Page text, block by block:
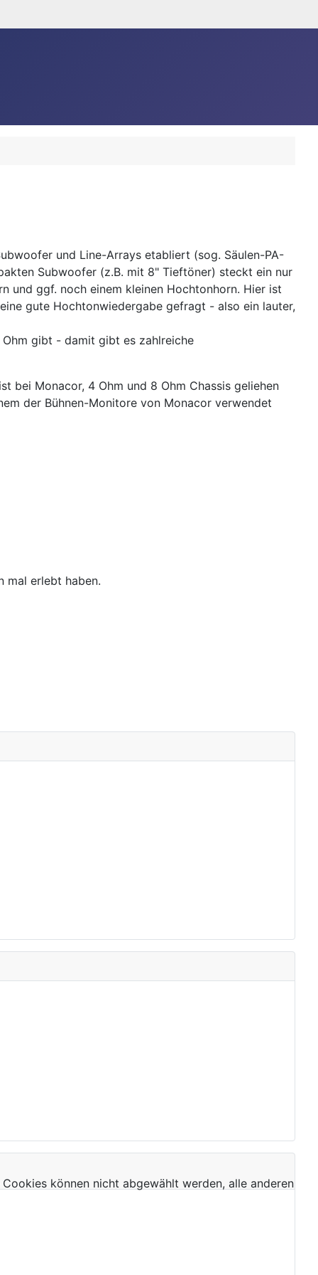
und Line-Arrays etabliert (sog. Säulen-PA-
Subwoofer (z.B. mit 8" Tieftöner) steckt ein nur
und ggf. noch einem kleinen Hochtonhorn. Hier ist
gute Hochtonwiedergabe gefragt - also ein lauter,
Ohm gibt - damit gibt es zahlreiche
bei Monacor, 4 Ohm und 8 Ohm Chassis geliehen
der Bühnen-Monitore von Monacor verwendet
mal erlebt haben.
können nicht abgewählt werden, alle anderen